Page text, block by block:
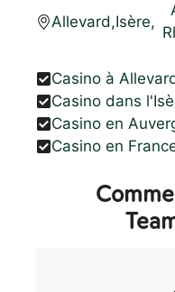
Allevard,Isère,
Casino à
Casino dans
Casino en
Casino en